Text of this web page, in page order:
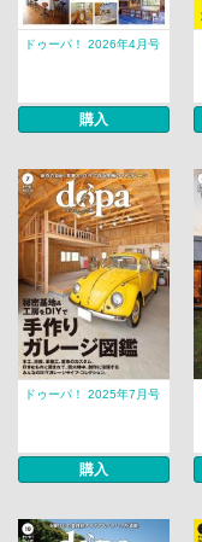
ドゥーパ！ 2026年4月号
購入
ドゥーパ！ 2025年7月号
購入